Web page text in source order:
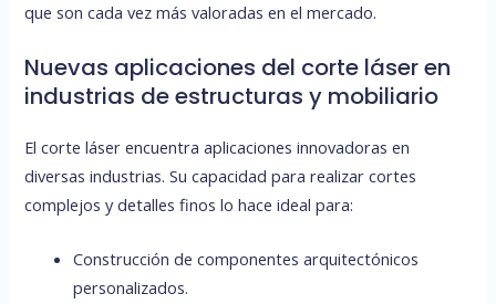
que son cada vez más valoradas en el mercado.
Nuevas aplicaciones del corte láser en
industrias de estructuras y mobiliario
El corte láser encuentra aplicaciones innovadoras en
diversas industrias. Su capacidad para realizar cortes
complejos y detalles finos lo hace ideal para:
Construcción de componentes arquitectónicos
personalizados.